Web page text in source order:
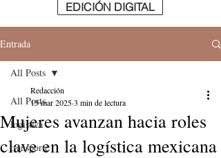
EDICIÓN DIGITAL
Entrada
All Posts
logistica
transporte
All Posts
Mujeres avanzan hacia roles
clave en la logística mexicana
Redacción
15 mar 20253 min de lectura